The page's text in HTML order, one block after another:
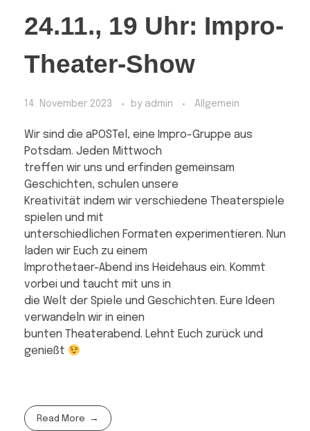
24.11., 19 Uhr: Impro-
Theater-Show
14. November 2023 by admin Allgemein
Wir sind die aPOSTel, eine Impro-Gruppe aus
Potsdam. Jeden Mittwoch
treffen wir uns und erfinden gemeinsam
Geschichten, schulen unsere
Kreativität indem wir verschiedene Theaterspiele
spielen und mit
unterschiedlichen Formaten experimentieren. Nun
laden wir Euch zu einem
Improthetaer-Abend ins Heidehaus ein. Kommt
vorbei und taucht mit uns in
die Welt der Spiele und Geschichten. Eure Ideen
verwandeln wir in einen
bunten Theaterabend. Lehnt Euch zurück und
genießt
Read More